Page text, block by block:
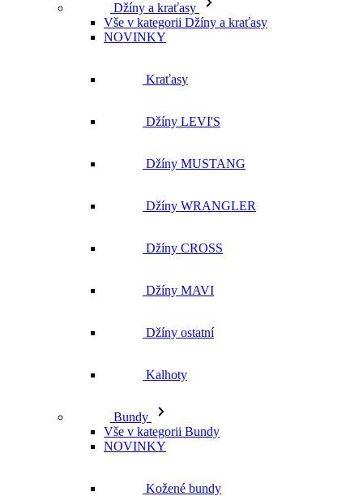
Džíny a kraťasy
Vše v kategorii Džíny a kraťasy
NOVINKY
Kraťasy
Džíny LEVI'S
Džíny MUSTANG
Džíny WRANGLER
Džíny CROSS
Džíny MAVI
Džíny ostatní
Kalhoty
Bundy
Vše v kategorii Bundy
NOVINKY
Kožené bundy